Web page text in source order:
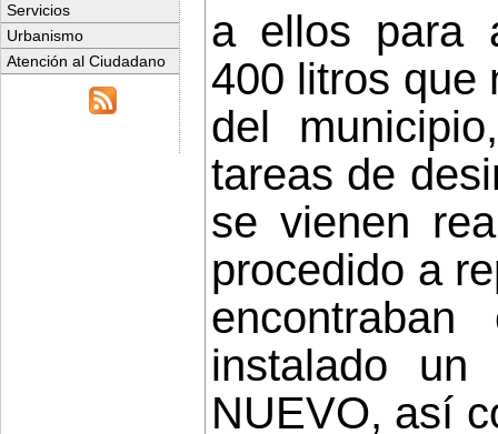
Servicios
Urbanismo
Atención al Ciudadano
a ellos para
400 litros que
del
tareas de
se vienen
procedido a
instalado un
NUEVO, así